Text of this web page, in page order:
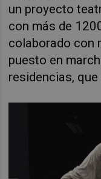
un proyecto
con más de
colaborado con
puesto en
residencias,